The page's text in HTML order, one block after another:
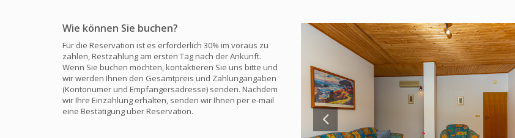
Wie können Sie buchen?
Für die Reservation ist es erforderlich 30% im voraus zu
zahlen, Restzahlung am ersten Tag nach der Ankunft.
Wenn Sie buchen möchten, kontaktieren Sie uns bitte und
wir werden Ihnen den Gesamtpreis und Zahlungangaben
(Kontonumer und Empfangersadresse) senden. Nachdem
wir Ihre Einzahlung erhalten, senden wir Ihnen per e-mail
eine Bestätigung über Reservation.
Previous